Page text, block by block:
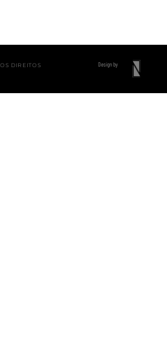
DIREITOS
Design by